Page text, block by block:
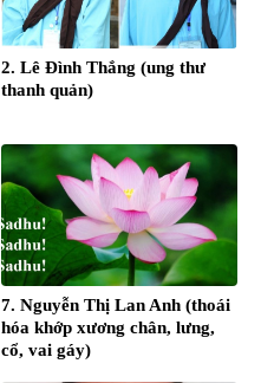
2. Lê Đình Thắng (ung thư
thanh quản)
7. Nguyễn Thị Lan Anh (thoái
hóa khớp xương chân, lưng,
cổ, vai gáy)